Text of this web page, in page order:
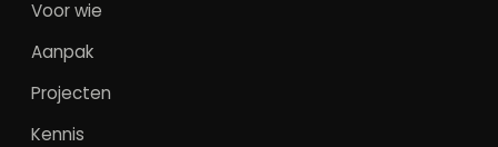
Voor wie
Aanpak
Projecten
Kennis